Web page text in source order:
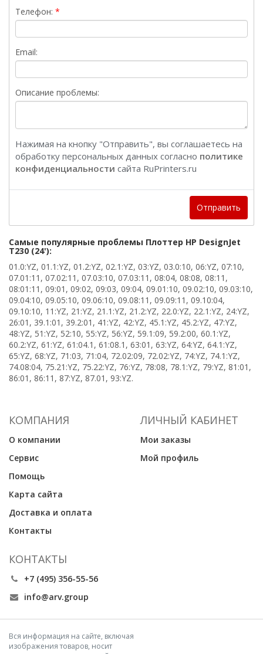
Телефон:
Email:
Описание проблемы:
Нажимая на кнопку "Отправить", вы соглашаетесь на
обработку персональных данных согласно политике
конфиденциальности сайта RuPrinters.ru
Отправить
Самые популярные проблемы Плоттер HP DesignJet
T230 (24'):
01.0:YZ, 01.1:YZ, 01.2:YZ, 02.1:YZ, 03:YZ, 03.0:10, 06:YZ, 07:10,
07.01:11, 07.02:11, 07.03:10, 07.03:11, 08:04, 08:08, 08:11,
08:01:11, 09:01, 09:02, 09:03, 09:04, 09.01:10, 09.02:10, 09.03:10,
09.04:10, 09.05:10, 09.06:10, 09.08:11, 09.09:11, 09.10:04,
09.10:10, 11:YZ, 21:YZ, 21.1:YZ, 21.2:YZ, 22.0:YZ, 22.1:YZ, 24:YZ,
26:01, 39.1:01, 39.2:01, 41:YZ, 42:YZ, 45.1:YZ, 45.2:YZ, 47:YZ,
48:YZ, 51:YZ, 52:10, 55:YZ, 56:YZ, 59.1:09, 59.2:00, 60.1:YZ,
60.2:YZ, 61:YZ, 61:04.1, 61:08.1, 63:01, 63:YZ, 64:YZ, 64.1:YZ,
65:YZ, 68:YZ, 71:03, 71:04, 72.02:09, 72.02:YZ, 74:YZ, 74.1:YZ,
74.08:04, 75.21:YZ, 75.22:YZ, 76:YZ, 78:08, 78.1:YZ, 79:YZ, 81:01,
86:01, 86:11, 87:YZ, 87.01, 93:YZ.
КОМПАНИЯ
О компании
Сервис
Помощь
Карта сайта
Доставка и оплата
Контакты
ЛИЧНЫЙ КАБИНЕТ
Мои заказы
Мой профиль
КОНТАКТЫ
+7 (495) 356-55-56
info@arv.group
Вся информация на сайте, включая
изображения товаров, носит